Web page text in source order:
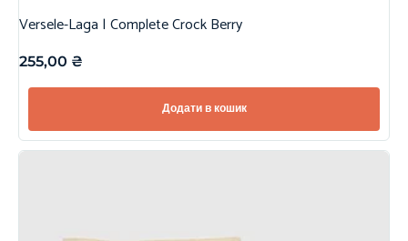
Versele-Laga | Complete Crock Berry
255,00 ₴
Додати в кошик